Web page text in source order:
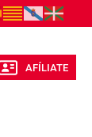
AFÍLIATE